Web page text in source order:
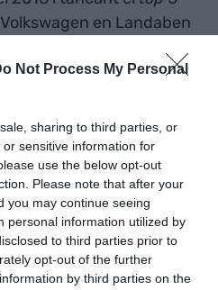
Not Process My Personal
sharing to third parties, or
sensitive information for
use the below opt-out
Please note that after your
you may continue seeing
personal information utilized by
to third parties prior to
opt-out of the further
by third parties on the
en Landaben
de les 300.000 unitats
Renault a Palència i
(-6%) i gairebé
respectivament. En total,
del rombe a Espanya
unitats l'any passat,